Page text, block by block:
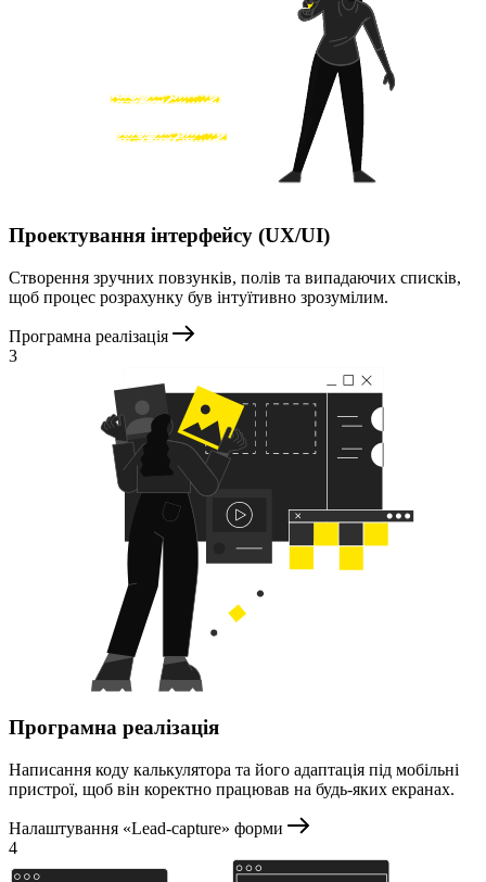
Проектування інтерфейсу (UX/UI)
Створення зручних повзунків, полів та випадаючих списків,
щоб процес розрахунку був інтуїтивно зрозумілим.
Програмна реалізація
3
Програмна реалізація
Написання коду калькулятора та його адаптація під мобільні
пристрої, щоб він коректно працював на будь-яких екранах.
Налаштування «Lead-capture» форми
4